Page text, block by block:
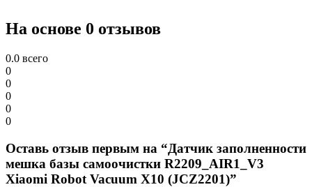
На основе 0 отзывов
0.0 всего
0
0
0
0
0
Оставь отзыв первым на “Датчик заполненности
мешка базы самоочистки R2209_AIR1_V3
Xiaomi Robot Vacuum X10 (JCZ2201)”